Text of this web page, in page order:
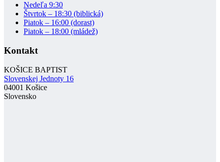
Nedeľa 9:30
Štvrtok – 18:30 (biblická)
Piatok – 16:00 (dorast)
Piatok – 18:00 (mládež)
Kontakt
KOŠICE BAPTIST
Slovenskej Jednoty 16
04001 Košice
Slovensko